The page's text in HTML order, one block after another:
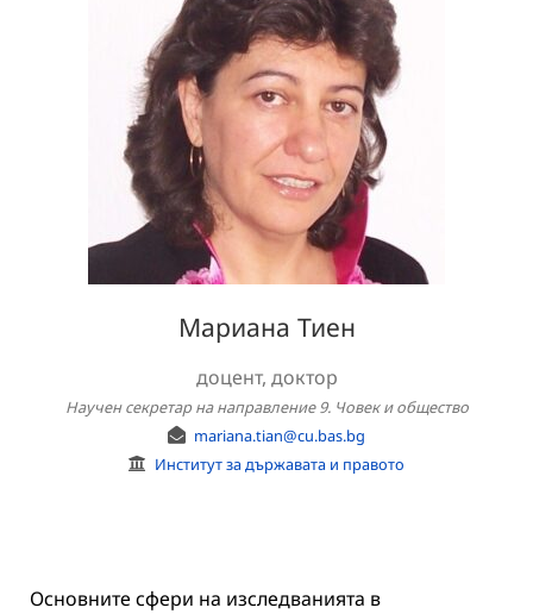
Мариана Тиен
доцент, доктор
Научен секретар на направление 9. Човек и общество
mariana.tian@cu.bas.bg
Институт за държавата и правото
Основните сфери на изследванията в